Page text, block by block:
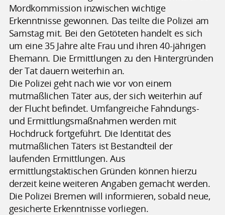
Mordkommission inzwischen wichtige
Erkenntnisse gewonnen. Das teilte die Polizei am
Samstag mit. Bei den Getöteten handelt es sich
um eine 35 Jahre alte Frau und ihren 40-jährigen
Ehemann. Die Ermittlungen zu den Hintergründen
der Tat dauern weiterhin an.
Die Polizei geht nach wie vor von einem
mutmaßlichen Täter aus, der sich weiterhin auf
der Flucht befindet. Umfangreiche Fahndungs-
und Ermittlungsmaßnahmen werden mit
Hochdruck fortgeführt. Die Identität des
mutmaßlichen Täters ist Bestandteil der
laufenden Ermittlungen. Aus
ermittlungstaktischen Gründen können hierzu
derzeit keine weiteren Angaben gemacht werden.
Die Polizei Bremen will informieren, sobald neue,
gesicherte Erkenntnisse vorliegen.